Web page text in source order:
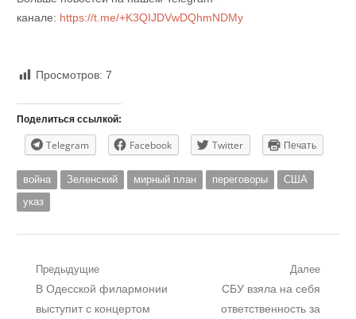
канале: https://t.me/+K3QIJDVwDQhmNDMy
Просмотров: 7
Поделиться ссылкой:
Telegram Facebook Twitter Печать
война Зеленский мирный план переговоры
США
указ
Навигация
Предыдущие
Предыдущий
пост:
В Одесской филармонии
выступит с концертом
Далее
Следующий
пост:
СБУ взяла на себя
ответственность за